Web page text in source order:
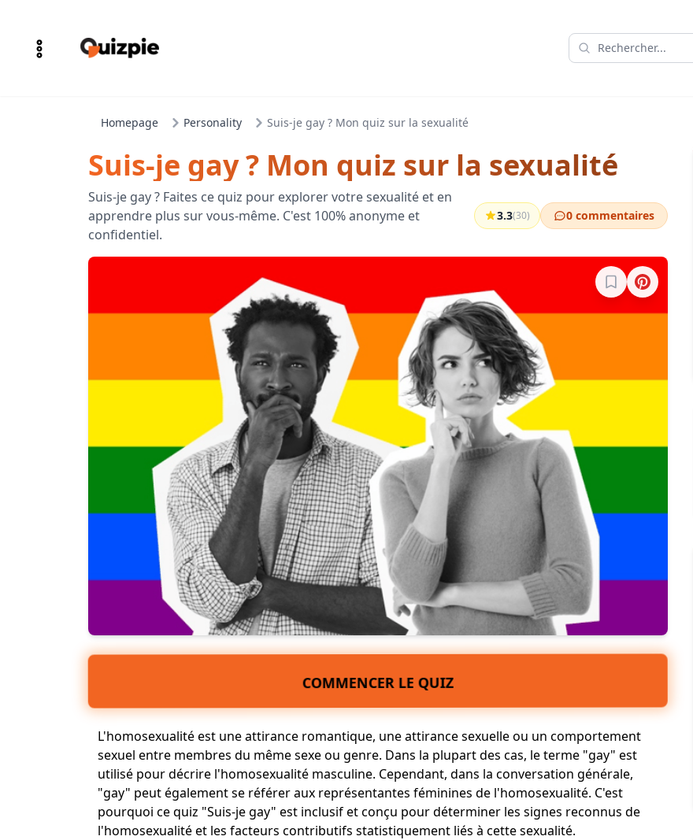
Homepage Personality Suis-je gay ? Mon quiz sur la sexualité
Suis-je gay ? Mon quiz sur la sexualité
Suis-je gay ? Faites ce quiz pour explorer votre sexualité et en
apprendre plus sur vous-même. C'est 100% anonyme et
confidentiel.
3.3(30) 0 commentaires
Connectez-
COMMENCER LE QUIZ
L'homosexualité est une attirance romantique, une attirance sexuelle ou un comportement
sexuel entre membres du même sexe ou genre. Dans la plupart des cas, le terme "gay" est
utilisé pour décrire l'homosexualité masculine. Cependant, dans la conversation générale,
"gay" peut également se référer aux représentantes féminines de l'homosexualité. C'est
pourquoi ce quiz "Suis-je gay" est inclusif et conçu pour déterminer les signes reconnus de
l'homosexualité et les facteurs contributifs statistiquement liés à cette sexualité.